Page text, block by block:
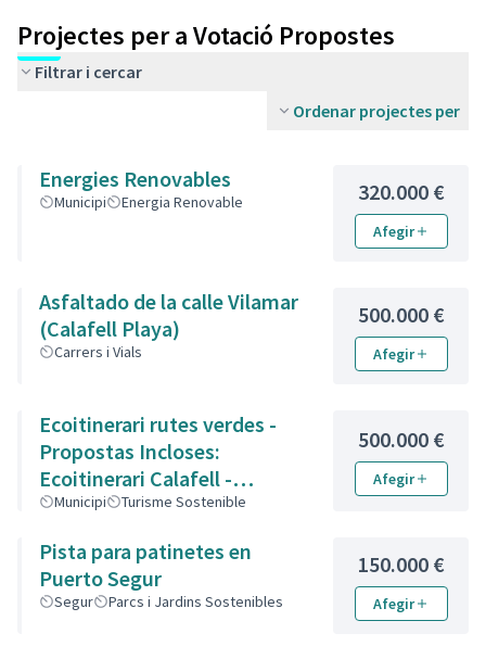
Projectes per a Votació Propostes
Filtrar i cercar
Ordenar projectes per
Energies Renovables
Municipi Energia Renovable 320.000 €
Afegir
Asfaltado de la calle Vilamar
(Calafell Playa)
Carrers i Vials
500.000 €
Afegir
Ecoitinerari rutes verdes -
Propostas Incloses:
Ecoitinerari Calafell -
Senyalització de rutes de
Municipi Turisme Sostenible
500.000 €
Afegir
Pista para patinetes en
Puerto Segur
Segur Parcs i Jardins Sostenibles
150.000 €
Afegir